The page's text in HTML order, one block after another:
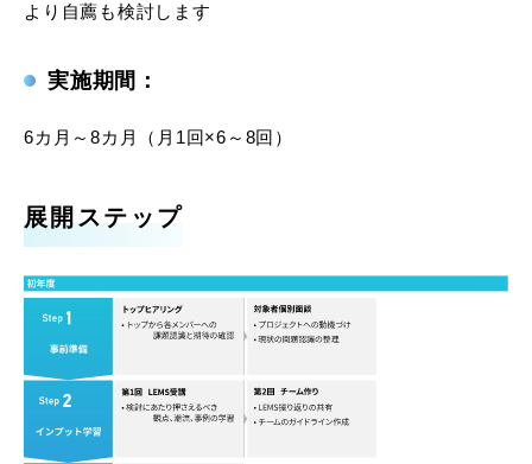
より自薦も検討します
実施期間：
6カ月～8カ月（月1回×6～8回）
展開ステップ